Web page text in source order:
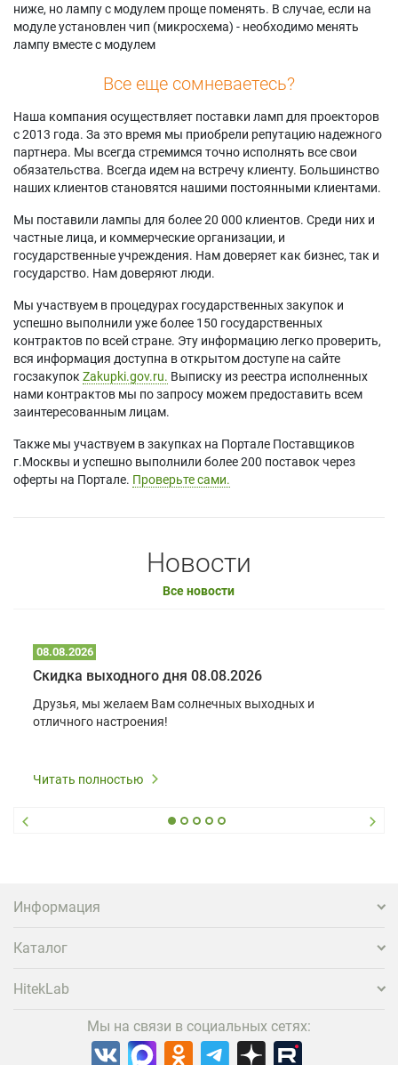
ниже, но лампу с модулем проще поменять. В случае, если на
модуле установлен чип (микросхема) - необходимо менять
лампу вместе с модулем
Все еще сомневаетесь?
Наша компания осуществляет поставки ламп для проекторов
с 2013 года. За это время мы приобрели репутацию надежного
партнера. Мы всегда стремимся точно исполнять все свои
обязательства. Всегда идем на встречу клиенту. Большинство
наших клиентов становятся нашими постоянными клиентами.
Мы поставили лампы для более 20 000 клиентов. Среди них и
частные лица, и коммерческие организации, и
государственные учреждения. Нам доверяет как бизнес, так и
государство. Нам доверяют люди.
Мы участвуем в процедурах государственных закупок и
успешно выполнили уже более 150 государственных
контрактов по всей стране. Эту информацию легко проверить,
вся информация доступна в открытом доступе на сайте
госзакупок Zakupki.gov.ru. Выписку из реестра исполненных
нами контрактов мы по запросу можем предоставить всем
заинтересованным лицам.
Также мы участвуем в закупках на Портале Поставщиков
г.Москвы и успешно выполнили более 200 поставок через
оферты на Портале. Проверьте сами.
Новости
Все новости
08.08.2026
Скидка выходного дня 08.08.2026
Друзья, мы желаем Вам солнечных выходных и
отличного настроения!
Читать полностью
Информация
Каталог
HitekLab
Мы на связи в социальных сетях: